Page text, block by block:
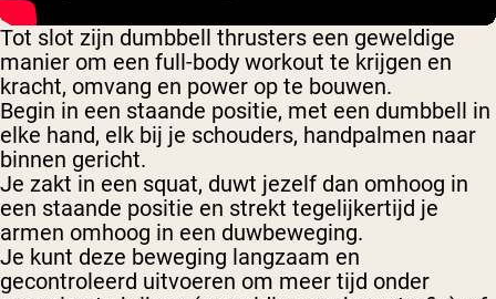
Tot slot zijn dumbbell thrusters een geweldige
manier om een full-body workout te krijgen en
kracht, omvang en power op te bouwen.
Begin in een staande positie, met een dumbbell in
elke hand, elk bij je schouders, handpalmen naar
binnen gericht.
Je zakt in een squat, duwt jezelf dan omhoog in
een staande positie en strekt tegelijkertijd je
armen omhoog in een duwbeweging.
Je kunt deze beweging langzaam en
gecontroleerd uitvoeren om meer tijd onder